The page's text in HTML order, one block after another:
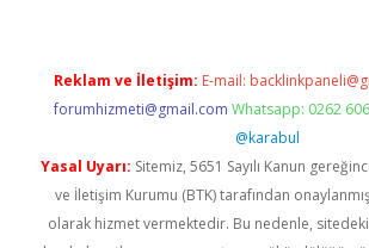
Reklam ve İletişim: E-mail:
forumhizmeti@gmail.com Whatsapp: 0262
@karabul
Yasal Uyarı: Sitemiz, 5651 Sayılı Kanun
ve İletişim Kurumu (BTK) tarafından
olarak hizmet vermektedir. Bu nedenle,